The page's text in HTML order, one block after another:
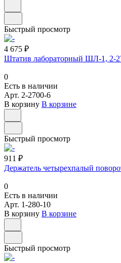
Быстрый просмотр
4 675 ₽
Штатив лабораторный ШЛ-1, 2-
0
Есть в наличии
Арт. 2-2700-6
В корзину В корзине
Быстрый просмотр
911 ₽
Держатель четырехпалый
0
Есть в наличии
Арт. 1-280-10
В корзину В корзине
Быстрый просмотр